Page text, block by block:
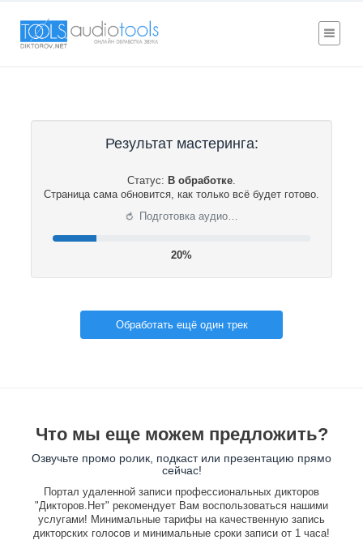
Результат мастеринга:
Статус: В обработке.
Страница сама обновится, как только всё будет готово.
⟳ Подготовка аудио…
20%
Обработать ещё один трек
Что мы еще можем предложить?
Озвучьте промо ролик, подкаст или презентацию прямо
сейчас!
Портал удаленной записи профессиональных дикторов
"Дикторов.Нет" рекомендует Вам воспользоваться нашими
услугами! Минимальные тарифы на качественную запись
дикторских голосов и минимальные сроки записи от 1 часа!